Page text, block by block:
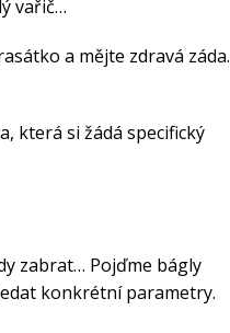
vařič…
a mějte zdravá záda.
která si žádá specifický
zabrat… Pojďme bágly
konkrétní parametry.